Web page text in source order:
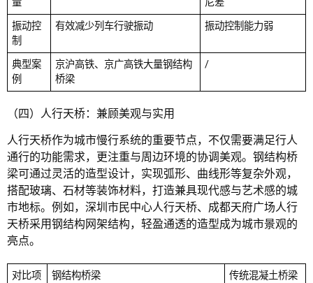
量
尼差
振动控
制
有效减少列车行驶振动 振动控制能力弱
典型案
例
京沪高铁、京广高铁大量钢结构
桥梁
/
（四）人行天桥：兼顾美观与实用
人行天桥作为城市慢行系统的重要节点，不仅需要满足行人
通行的功能需求，更注重与周边环境的协调美观。钢结构桥
梁可通过灵活的造型设计，实现弧形、曲线形等复杂外观，
搭配玻璃、石材等装饰材料，打造兼具现代感与艺术感的城
市地标。例如，深圳市民中心人行天桥、成都天府广场人行
天桥采用钢结构网架结构，轻盈通透的造型成为城市景观的
亮点。
对比项
钢结构桥梁 传统混凝土桥梁